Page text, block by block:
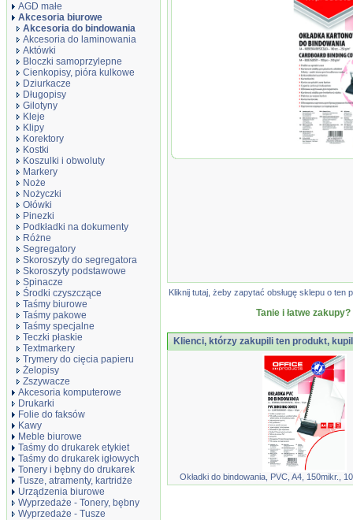
AGD małe
Akcesoria biurowe
Akcesoria do bindowania
Akcesoria do laminowania
Aktówki
Bloczki samoprzylepne
Cienkopisy, pióra kulkowe
Dziurkacze
Długopisy
Gilotyny
Kleje
Klipy
Korektory
Kostki
Koszulki i obwoluty
Markery
Noże
Nożyczki
Ołówki
Pinezki
Podkładki na dokumenty
Różne
Segregatory
Skoroszyty do segregatora
Skoroszyty podstawowe
Spinacze
Środki czyszczące
Taśmy biurowe
Taśmy pakowe
Taśmy specjalne
Teczki płaskie
Textmarkery
Trymery do cięcia papieru
Żelopisy
Zszywacze
Akcesoria komputerowe
Drukarki
Folie do faksów
Kawy
Meble biurowe
Taśmy do drukarek etykiet
Taśmy do drukarek igłowych
Tonery i bębny do drukarek
Tusze, atramenty, kartridże
Urządzenia biurowe
Wyprzedaże - Tonery, bębny
Wyprzedaże - Tusze
Okładki do
Kliknij tutaj, żeby zapytać obsługę sklepu o
Tanie i łatwe
Klienci, którzy zakupili ten produkt,
Okładki do bindowania, PVC, A4, 150mikr.,